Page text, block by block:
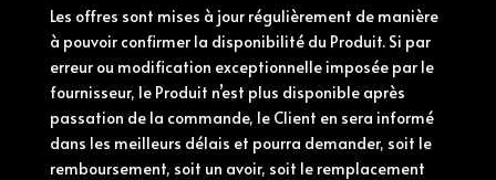
Les offres sont mises à jour régulièrement de manière
à pouvoir confirmer la disponibilité du Produit. Si par
erreur ou modification exceptionnelle imposée par le
fournisseur, le Produit n’est plus disponible après
passation de la commande, le Client en sera informé
dans les meilleurs délais et pourra demander, soit le
remboursement, soit un avoir, soit le remplacement